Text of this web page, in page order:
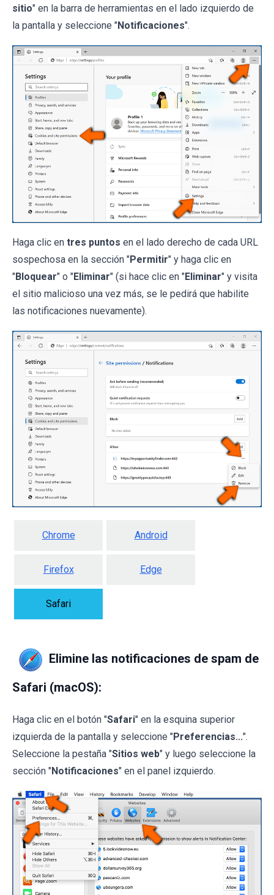
sitio" en la barra de herramientas en el lado izquierdo de
la pantalla y seleccione "Notificaciones".
Haga clic en tres puntos en el lado derecho de cada URL
sospechosa en la sección "Permitir" y haga clic en
"Bloquear" o "Eliminar" (si hace clic en "Eliminar" y visita
el sitio malicioso una vez más, se le pedirá que habilite
las notificaciones nuevamente).
Chrome Android
Firefox Edge
Safari
Elimine las notificaciones de spam de
Safari (macOS):
Haga clic en el botón "Safari" en la esquina superior
izquierda de la pantalla y seleccione "Preferencias...".
Seleccione la pestaña "Sitios web" y luego seleccione la
sección "Notificaciones" en el panel izquierdo.